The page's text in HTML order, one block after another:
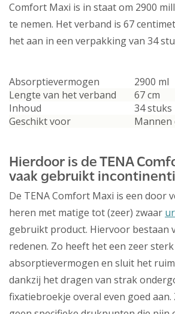
Comfort Maxi is in staat om 2900
te nemen. Het verband is 67
het aan in een verpakking van 34
Absorptievermogen
2900 ml
Lengte van het verband
67 cm
Inhoud
34 stuks
Geschikt voor
Mannen
Hierdoor is de TENA
vaak gebruikt
De TENA Comfort Maxi is een door
heren met matige tot (zeer) zwaar
gebruikt product. Hiervoor bestaan
redenen. Zo heeft het een zeer sterk
absorptievermogen en sluit het
dankzij het dragen van strak
fixatiebroekje overal even goed